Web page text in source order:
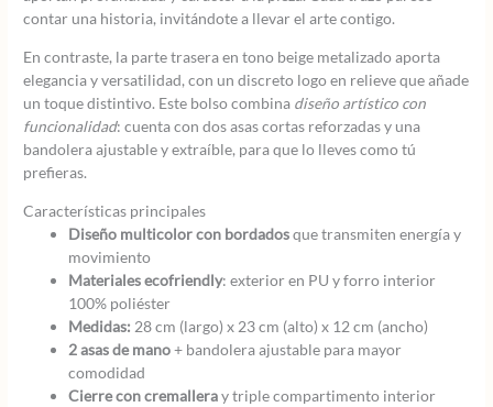
contar una historia, invitándote a llevar el arte contigo.
En contraste, la parte trasera en tono beige metalizado aporta
elegancia y versatilidad, con un discreto logo en relieve que añade
un toque distintivo. Este bolso combina diseño artístico con
funcionalidad: cuenta con dos asas cortas reforzadas y una
bandolera ajustable y extraíble, para que lo lleves como tú
prefieras.
Características principales
Diseño multicolor con bordadosque transmiten energía y
movimiento
Materiales ecofriendly: exterior en PU y forro interior
100% poliéster
Medidas: 28 cm (largo) x 23 cm (alto) x 12 cm (ancho)
2 asas de mano+ bandolera ajustable para mayor
comodidad
Cierre con cremalleray triple compartimento interior